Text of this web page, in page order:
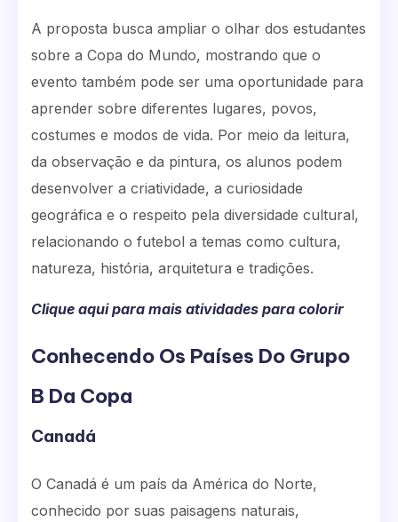
A proposta busca ampliar o olhar dos estudantes
sobre a Copa do Mundo, mostrando que o
evento também pode ser uma oportunidade para
aprender sobre diferentes lugares, povos,
costumes e modos de vida. Por meio da leitura,
da observação e da pintura, os alunos podem
desenvolver a criatividade, a curiosidade
geográfica e o respeito pela diversidade cultural,
relacionando o futebol a temas como cultura,
natureza, história, arquitetura e tradições.
Clique aqui para mais atividades para colorir
Conhecendo Os Países Do Grupo
B Da Copa
Canadá
O Canadá é um país da América do Norte,
conhecido por suas paisagens naturais,